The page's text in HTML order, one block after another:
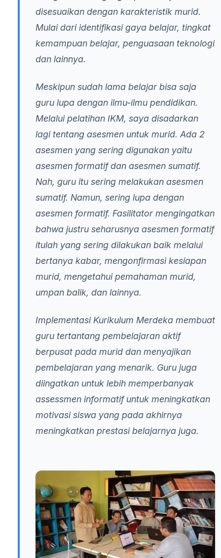
disesuaikan dengan karakteristik murid.
Mulai dari identifikasi gaya belajar, tingkat
kemampuan belajar, penguasaan teknologi
dan lainnya.
Meskipun sudah lama belajar bisa saja
guru lupa dengan ilmu-ilmu pendidikan.
Melalui pelatihan IKM, saya disadarkan
lagi tentang asesmen untuk murid. Ada 2
asesmen yang sering digunakan yaitu
asesmen formatif dan asesmen sumatif.
Nah, guru itu sering melakukan asesmen
sumatif. Namun, sering lupa dengan
asesmen formatif. Fasilitator mengingatkan
bahwa justru seharusnya asesmen formatif
itulah yang sering dilakukan baik melalui
bertanya kabar, mengonfirmasi kesiapan
murid, mengetahui pemahaman murid,
umpan balik, dan lainnya.
Implementasi Kurikulum Merdeka membuat
guru tertantang pembelajaran aktif
berpusat pada murid dan menyajikan
pembelajaran yang menarik. Guru juga
diingatkan untuk lebih memperbanyak
assessmen informatif untuk meningkatkan
motivasi siswa yang pada akhirnya
meningkatkan prestasi belajarnya juga.